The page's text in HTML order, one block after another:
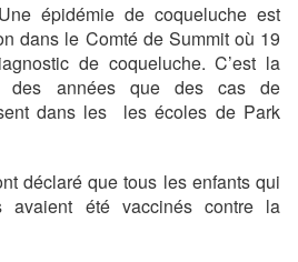
épidémie de coqueluche est
dans le Comté de Summit où 19
de coqueluche. C’est la
des années que des cas de
dans les les écoles de Park
déclaré que tous les enfants qui
avaient été vaccinés contre la